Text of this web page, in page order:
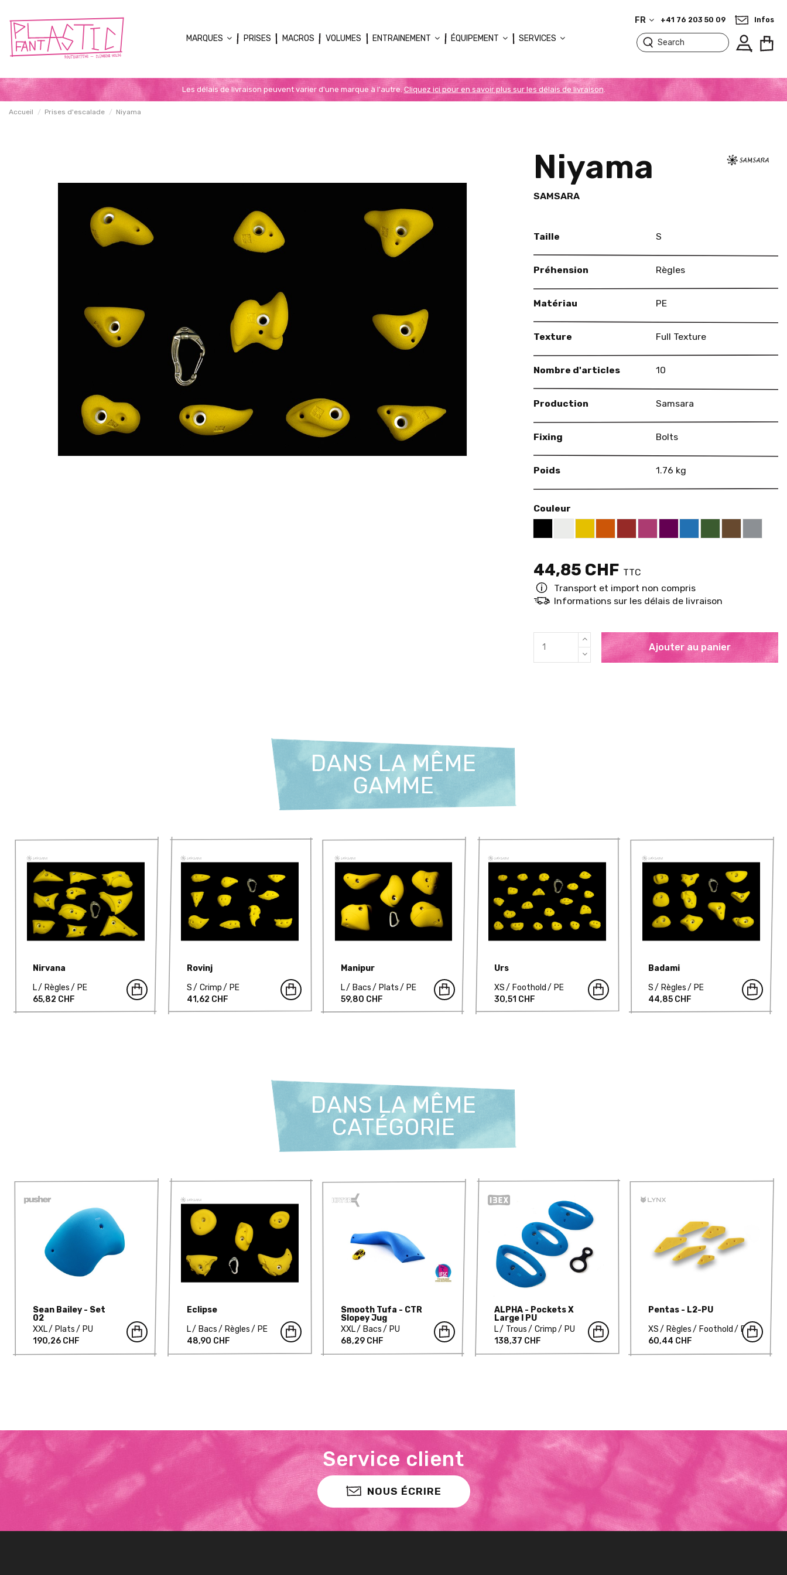
MARQUES PRISES MACROS VOLUMES ENTRAINEMENT ÉQUIPEMENT SERVICES
FR +41 76 203 50 09 Infos
Les délais de livraison peuvent varier d'une marque à l'autre. Cliquez ici pour en savoir plus sur les délais de livraison.
Accueil Prises d'escalade Niyama
Niyama
SAMSARA
Taille S
Préhension Règles
Matériau PE
Texture Full Texture
Nombre d'articles 10
Production Samsara
Fixing Bolts
Poids 1.76 kg
Couleur
White RAL 9003
Yellow RAL 1021
Orange RAL 2004
Red RAL 3000
Telemagenta RAL 4010
Violet RAL 4007
Blue RAL 5015
Green RAL 6002
Brown RAL
Grey
44,85 CHF TTC
Transport et import non compris
Informations sur les délais de livraison
Ajouter au panier
DANS LA MÊME
GAMME
Nirvana
L
Règles
PE
65,82 CHF
Rovinj
S
Crimp
PE
41,62 CHF
Manipur
L
Bacs Plats
PE
59,80 CHF
Urs
XS
Foothold
PE
30,51 CHF
Badami
S
Règles
PE
44,85 CHF
DANS LA MÊME
CATÉGORIE
Sean Bailey - Set
02
XXL
Plats
PU
190,26 CHF
Eclipse
L
Bacs Règles
PE
48,90 CHF
Smooth Tufa - CTR
Slopey Jug
XXL
Bacs
PU
68,29 CHF
ALPHA - Pockets X
Large I PU
L
Trous Crimp
PU
138,37 CHF
Pentas - L2-PU
XS
Règles Foothold
PU
60,44 CHF
Service client
NOUS ÉCRIRE